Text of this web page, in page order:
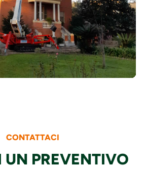
CONTATTACI
UN PREVENTIVO